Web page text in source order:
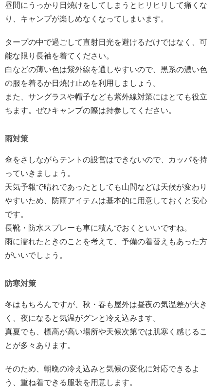
昼間にうっかり日焼けをしてしまうとヒリヒリして痛くな
り、キャンプが楽しめなくなってしまいます。
タープの中で過ごして直射日光を避けるだけではなく、可
能な限り長袖を着てください。
白などの薄い色は紫外線を通しやすいので、黒系の濃い色
の服を着るか日焼け止めを利用しましょう。
また、サングラスや帽子なども紫外線対策にはとても役立
ちます。ぜひキャンプの際は持参してください。
雨対策
傘をさしながらテントの設営はできないので、カッパを持
っていきましょう。
天気予報で晴れであったとしても山間などは天候が変わり
やすいため、防雨アイテムは基本的に用意しておくと安心
です。
長靴・防水スプレーも車に積んでおくといいですね。
雨に濡れたときのことを考えて、予備の着替えもあった方
がいいでしょう。
防寒対策
冬はもちろんですが、秋・春も屋外は昼夜の気温差が大き
く、夜になると気温がグンと冷え込みます。
真夏でも、標高が高い場所や天候次第では肌寒く感じるこ
とが多々あります。
そのため、朝晩の冷え込みと気候の変化に対応できるよ
う、重ね着できる服装を用意します。